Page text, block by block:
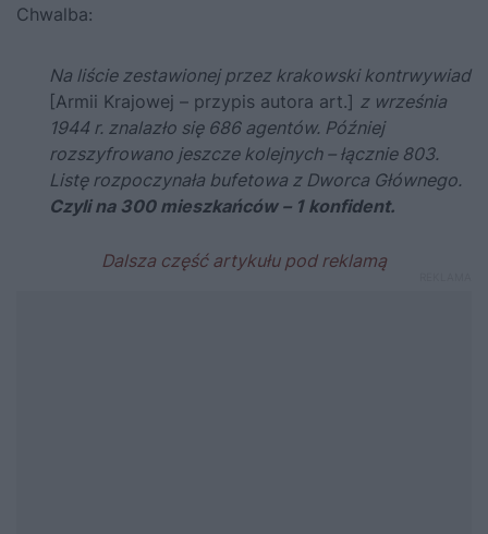
Chwalba:
Na liście zestawionej przez krakowski kontrwywiad
[Armii Krajowej – przypis autora art.] z września
1944 r. znalazło się 686 agentów. Później
rozszyfrowano jeszcze kolejnych – łącznie 803.
Listę rozpoczynała bufetowa z Dworca Głównego.
Czyli na 300 mieszkańców – 1 konfident.